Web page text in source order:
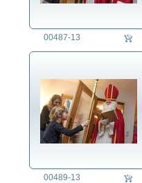
00487-13
00489-13